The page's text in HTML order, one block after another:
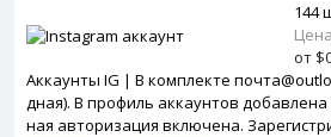
Аккаунты IG | В комплекте
дная). В профиль аккаунтов
ная авторизация включена.
144
от